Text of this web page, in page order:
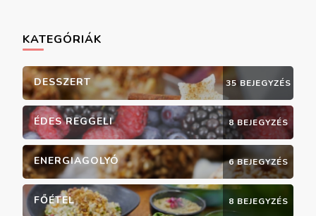
KATEGÓRIÁK
DESSZERT 35 BEJEGYZÉS
ÉDES REGGELI 8 BEJEGYZÉS
ENERGIAGOLYÓ 6 BEJEGYZÉS
FŐÉTEL 8 BEJEGYZÉS